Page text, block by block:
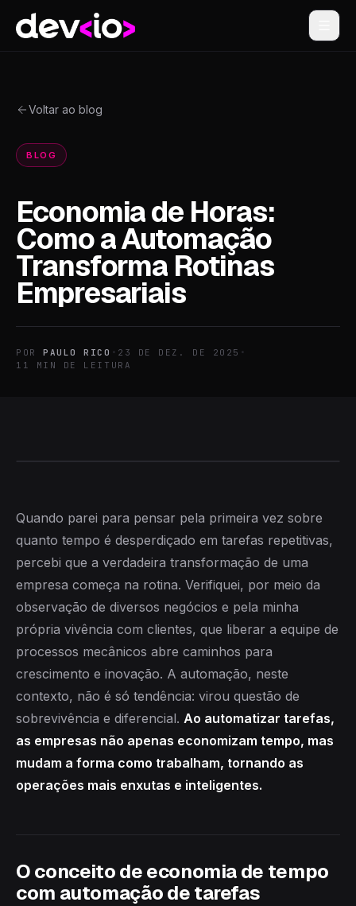
Devio
Voltar ao blog
BLOG
Economia de Horas:
Como a Automação
Transforma Rotinas
Empresariais
PORPAULO RICO • 23 DE DEZ. DE 2025 •
11
MIN DE LEITURA
Quando parei para pensar pela primeira vez sobre
quanto tempo é desperdiçado em tarefas repetitivas,
percebi que a verdadeira transformação de uma
empresa começa na rotina. Verifiquei, por meio da
observação de diversos negócios e pela minha
própria vivência com clientes, que liberar a equipe de
processos mecânicos abre caminhos para
crescimento e inovação. A automação, neste
contexto, não é só tendência: virou questão de
sobrevivência e diferencial. Ao automatizar tarefas,
as empresas não apenas economizam tempo, mas
mudam a forma como trabalham, tornando as
operações mais enxutas e inteligentes.
O conceito de economia de tempo
com automação de tarefas